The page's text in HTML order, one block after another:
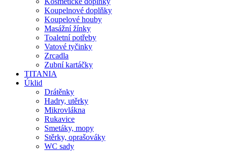
Koupelnové doplňky
Koupelové houby
Masážní žínky
Toaletní potřeby
Vatové tyčinky
Zrcadla
Zubní kartáčky
TITANIA
Úklid
Drátěnky
Hadry, utěrky
Mikrovlákna
Rukavice
Smetáky, mopy
Stěrky, oprašováky
WC sady